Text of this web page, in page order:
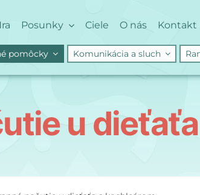
Posunky Ciele O nás Kontakt
pomôcky Komunikácia a sluch
u